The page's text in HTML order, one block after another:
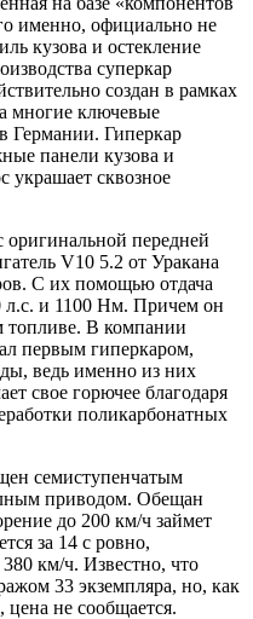
именно, официально не
кузова и остекление
суперкар
создан в рамках
многие ключевые
Германии. Гиперкар
панели кузова и
украшает сквозное
передней
V10 5.2 от Уракана
С их помощью отдача
и 1100 Нм. Причем он
топливе. В компании
первым гиперкаром,
ведь именно из них
свое горючее благодаря
поликарбонатных
семиступенчатым
приводом. Обещан
до 200 км/ч займет
за 14 с ровно,
380 км/ч. Известно, что
33 экземпляра, но, как
цена не сообщается.